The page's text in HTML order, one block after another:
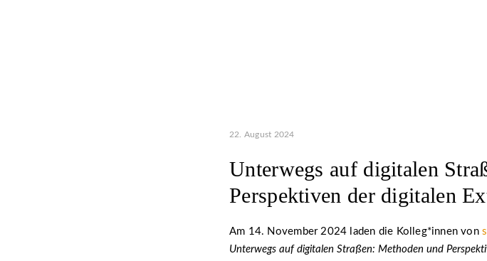
22. August 2024
Unterwegs auf digitalen
Perspektiven der digitalen
Am 14. November 2024 laden die Kolleg*innen von
Unterwegs auf digitalen Straßen: Methoden und